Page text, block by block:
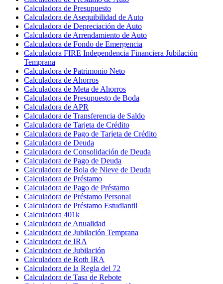
Calculadora de Presupuesto
Calculadora de Asequibilidad de Auto
Calculadora de Depreciación de Auto
Calculadora de Arrendamiento de Auto
Calculadora de Fondo de Emergencia
Calculadora FIRE Independencia Financiera Jubilación
Temprana
Calculadora de Patrimonio Neto
Calculadora de Ahorros
Calculadora de Meta de Ahorros
Calculadora de Presupuesto de Boda
Calculadora de APR
Calculadora de Transferencia de Saldo
Calculadora de Tarjeta de Crédito
Calculadora de Pago de Tarjeta de Crédito
Calculadora de Deuda
Calculadora de Consolidación de Deuda
Calculadora de Pago de Deuda
Calculadora de Bola de Nieve de Deuda
Calculadora de Préstamo
Calculadora de Pago de Préstamo
Calculadora de Préstamo Personal
Calculadora de Préstamo Estudiantil
Calculadora 401k
Calculadora de Anualidad
Calculadora de Jubilación Temprana
Calculadora de IRA
Calculadora de Jubilación
Calculadora de Roth IRA
Calculadora de la Regla del 72
Calculadora de Tasa de Rebote